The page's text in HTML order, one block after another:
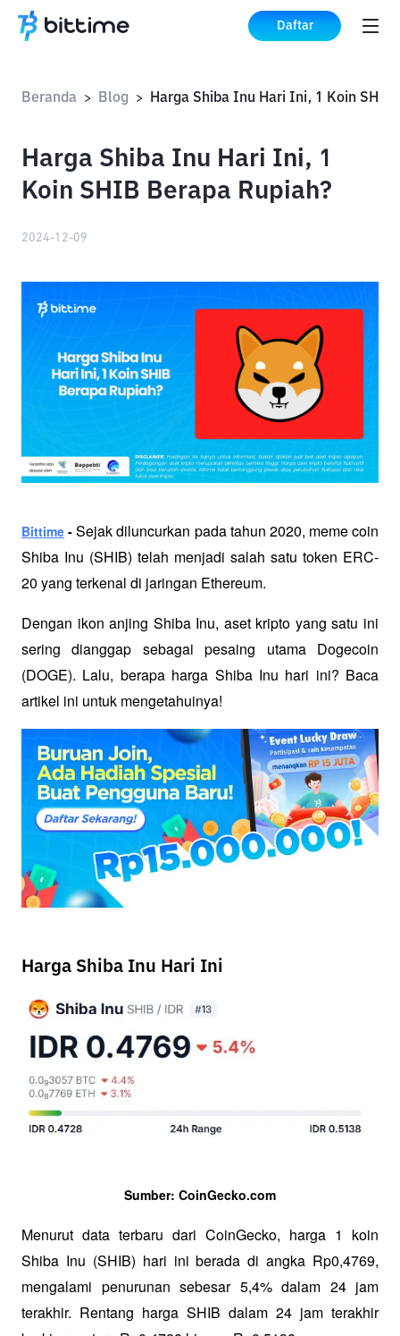
Daftar
Beranda > Blog >
Harga Shiba Inu Hari Ini, 1
Koin SHIB Berapa Rupiah?
2024-12-09
Bittime - Sejak diluncurkan pada tahun 2020, meme coin
Shiba Inu (SHIB) telah menjadi salah satu token ERC-
20 yang terkenal di jaringan Ethereum.
Dengan ikon anjing Shiba Inu, aset kripto yang satu ini
sering dianggap sebagai pesaing utama Dogecoin
(DOGE). Lalu, berapa harga Shiba Inu hari ini? Baca
artikel ini untuk mengetahuinya!
Harga Shiba Inu Hari Ini
Sumber: CoinGecko.com
Menurut data terbaru dari CoinGecko, harga 1 koin
Shiba Inu (SHIB) hari ini berada di angka Rp0,4769,
mengalami penurunan sebesar 5,4% dalam 24 jam
terakhir. Rentang harga SHIB dalam 24 jam terakhir